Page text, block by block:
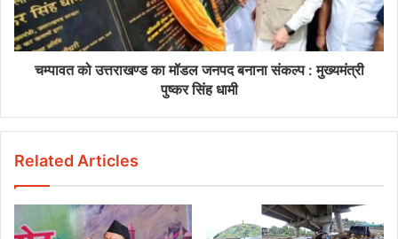
चम्पावत को उत्तराखण्ड का मॉडल जनपद बनाना संकल्प : मुख्यमंत्री
पुष्कर सिंह धामी
Related Articles